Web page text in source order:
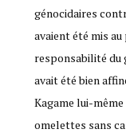
génocidaires
avaient été mis
responsabilité du
avait été bien
Kagame lui-
omelettes sans